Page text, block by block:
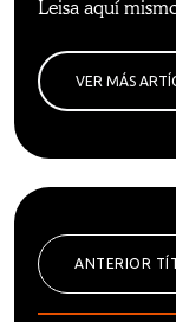
Leisa aquí
VER MÁS
ANTERIOR